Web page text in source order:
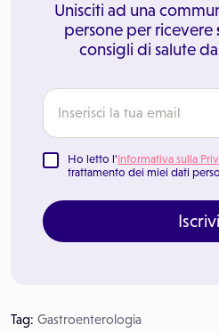
Unisciti ad una
persone per ricevere
consigli di salute
Ho letto l'Informativa sulla
trattamento dei miei dati
Tag: Gastroenterologia